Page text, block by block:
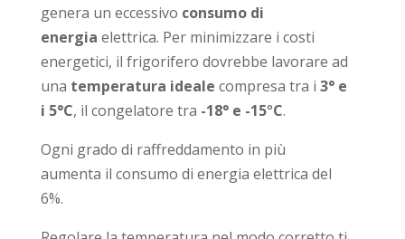
genera un eccessivo consumo di
energia elettrica. Per minimizzare i costi
energetici, il frigorifero dovrebbe lavorare ad
una temperatura ideale compresa tra i 3° e
i 5°C, il congelatore tra -18° e -15°C.
Ogni grado di raffreddamento in più
aumenta il consumo di energia elettrica del
6%.